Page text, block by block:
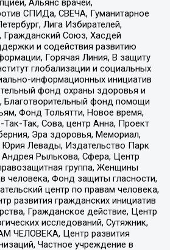
Альянс врачей,
СПИДа, СВЕЧА, Гуманитарное
Лига Избирателей,
Гражданский Союз, Хасдей
и содействия развитию
Горячая Линия, В защиту
глобализации и социальных
информационных инициатив
фонд охраны здоровья и
Благотворительный фонд помощи
Фонд Тольятти, Новое время,
Так-Так, Сова, центр Анна, Проект
Эра здоровья, Мемориал,
Юрия Левады, Издательство Парк
Андрея Рылькова, Сфера, Центр
группа, Женщины
человека, Фонд защиты гласности,
центр по правам человека,
развития гражданских инициатив
Гражданское действие, Центр
исследований, Сутяжник,
ЧЕЛОВЕКА, Центр развития
Частное учреждение в